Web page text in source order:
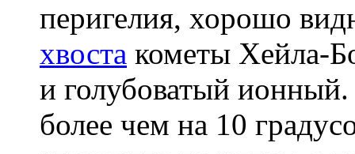
перигелия, хорошо
хвоста кометы Хейла-
и голубоватый
более чем на 10